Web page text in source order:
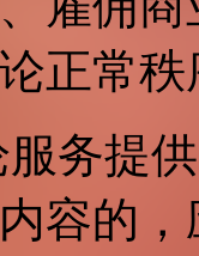
正常
务提
容的